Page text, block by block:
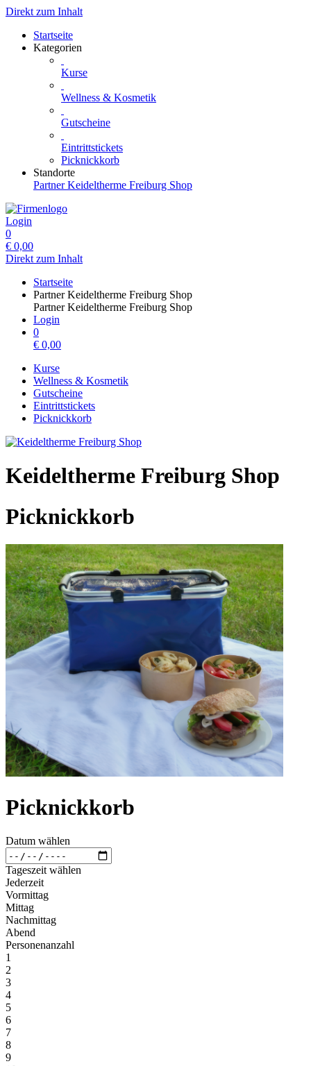
Direkt zum Inhalt
Startseite
Kategorien
Kurse
Wellness & Kosmetik
Gutscheine
Eintrittstickets
Picknickkorb
Standorte
Partner Keideltherme Freiburg Shop
Login
0
€ 0,00
Direkt zum Inhalt
Startseite
Partner Keideltherme Freiburg Shop
Partner Keideltherme Freiburg Shop
Login
0
€ 0,00
Kurse
Wellness & Kosmetik
Gutscheine
Eintrittstickets
Picknickkorb
Keideltherme Freiburg Shop
Picknickkorb
Picknickkorb
Datum wählen
Tageszeit wählen
Jederzeit
Vormittag
Mittag
Nachmittag
Abend
Personenanzahl
1
2
3
4
5
6
7
8
9